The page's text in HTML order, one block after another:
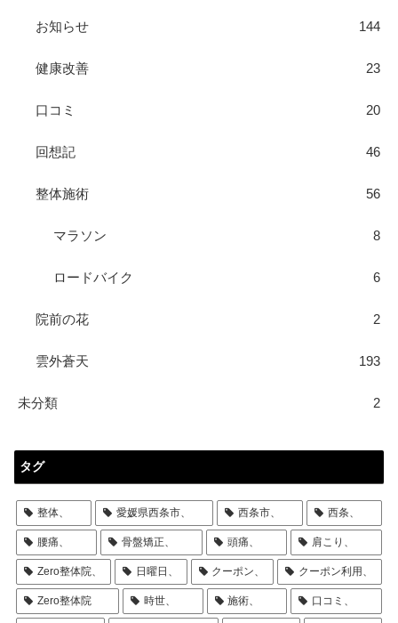
お知らせ 144
健康改善 23
口コミ 20
回想記 46
整体施術 56
マラソン 8
ロードバイク 6
院前の花 2
雲外蒼天 193
未分類 2
タグ
整体、 愛媛県西条市、 西条市、 西条、
腰痛、 骨盤矯正、 頭痛、 肩こり、
Zero整体院、 日曜日、 クーポン、 クーポン利用、
Zero整体院 時世、 施術、 口コミ、